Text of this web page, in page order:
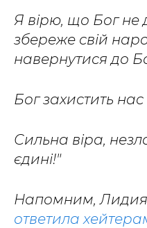
Я вірю, що Бог не
збереже свій
навернутися до
Бог захистить
Сильна віра,
єдині!"
Напомним,
ответила